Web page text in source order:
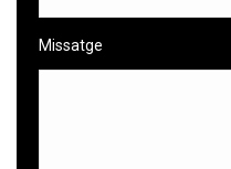
Missatge